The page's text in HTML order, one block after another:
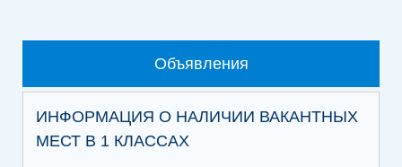
Объявления
ИНФОРМАЦИЯ О НАЛИЧИИ ВАКАНТНЫХ
МЕСТ В 1 КЛАССАХ